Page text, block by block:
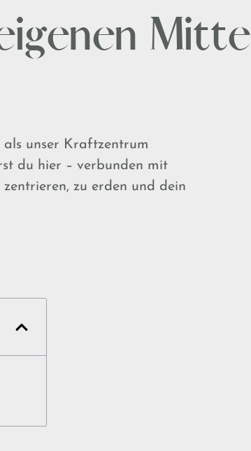
Mitte
als unser Kraftzentrum
du hier – verbunden mit
zu erden und dein